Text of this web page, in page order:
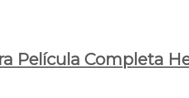
Película Completa